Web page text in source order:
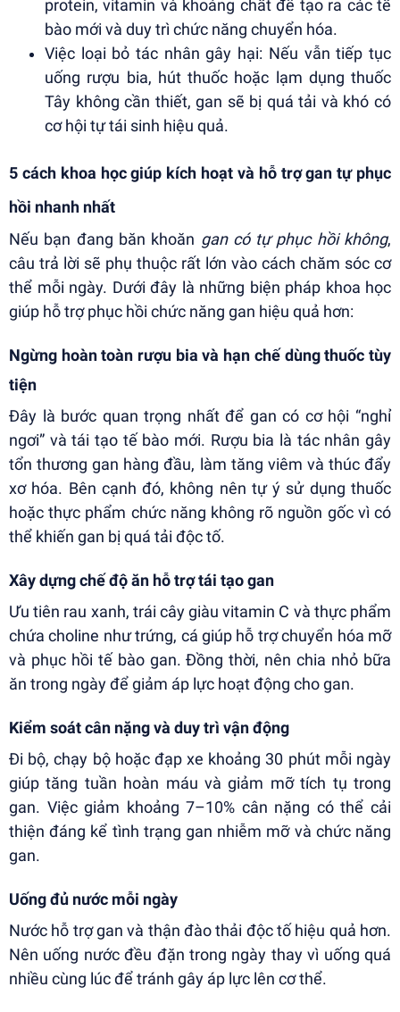
protein, vitamin và khoáng chất để tạo ra các tế
bào mới và duy trì chức năng chuyển hóa.
Việc loại bỏ tác nhân gây hại: Nếu vẫn tiếp tục
uống rượu bia, hút thuốc hoặc lạm dụng thuốc
Tây không cần thiết, gan sẽ bị quá tải và khó có
cơ hội tự tái sinh hiệu quả.
5 cách khoa học giúp kích hoạt và hỗ trợ gan tự phục
hồi nhanh nhất
Nếu bạn đang băn khoăn gan có tự phục hồi không,
câu trả lời sẽ phụ thuộc rất lớn vào cách chăm sóc cơ
thể mỗi ngày. Dưới đây là những biện pháp khoa học
giúp hỗ trợ phục hồi chức năng gan hiệu quả hơn:
Ngừng hoàn toàn rượu bia và hạn chế dùng thuốc tùy
tiện
Đây là bước quan trọng nhất để gan có cơ hội “nghỉ
ngơi” và tái tạo tế bào mới. Rượu bia là tác nhân gây
tổn thương gan hàng đầu, làm tăng viêm và thúc đẩy
xơ hóa. Bên cạnh đó, không nên tự ý sử dụng thuốc
hoặc thực phẩm chức năng không rõ nguồn gốc vì có
thể khiến gan bị quá tải độc tố.
Xây dựng chế độ ăn hỗ trợ tái tạo gan
Ưu tiên rau xanh, trái cây giàu vitamin C và thực phẩm
chứa choline như trứng, cá giúp hỗ trợ chuyển hóa mỡ
và phục hồi tế bào gan. Đồng thời, nên chia nhỏ bữa
ăn trong ngày để giảm áp lực hoạt động cho gan.
Kiểm soát cân nặng và duy trì vận động
Đi bộ, chạy bộ hoặc đạp xe khoảng 30 phút mỗi ngày
giúp tăng tuần hoàn máu và giảm mỡ tích tụ trong
gan. Việc giảm khoảng 7–10% cân nặng có thể cải
thiện đáng kể tình trạng gan nhiễm mỡ và chức năng
gan.
Uống đủ nước mỗi ngày
Nước hỗ trợ gan và thận đào thải độc tố hiệu quả hơn.
Nên uống nước đều đặn trong ngày thay vì uống quá
nhiều cùng lúc để tránh gây áp lực lên cơ thể.